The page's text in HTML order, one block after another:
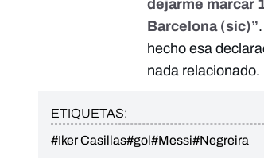
dejarme marcar
Barcelona (sic)”
hecho esa
nada relacionado.
ETIQUETAS:
#Iker Casillas#gol#Messi#Negreira